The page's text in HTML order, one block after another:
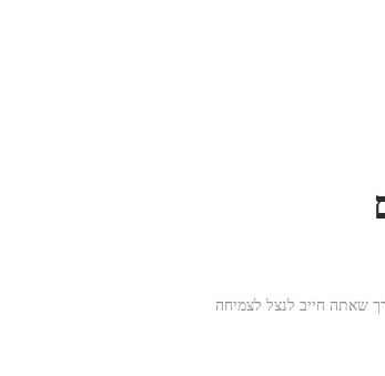
שאתה חייב לנצל לצמיחה